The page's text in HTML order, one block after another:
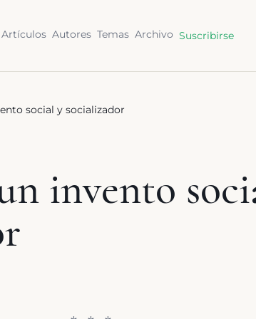
Artículos Autores Temas Archivo Suscribirse
social y socializador
invento